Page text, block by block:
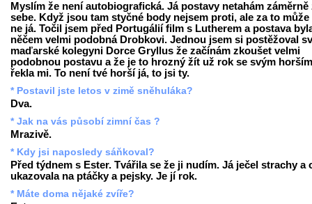
Myslím že není autobiografická. Já postavy netahám záměrně
sebe. Když jsou tam styčné body nejsem proti, ale za to může
ne já. Točil jsem před Portugálií film s Lutherem a postava
něčem velmi podobná Drobkovi. Jednou jsem si postěžoval
maďarské kolegyni Dorce Gryllus že začínám zkoušet velmi
podobnou postavu a že je to hrozný žít už rok se svým
řekla mi. To není tvé horší já, to jsi ty.
* Postavil jste letos v zimě sněhuláka?
Dva.
* Jak na vás působí zimní čas ?
Mrazivě.
* Kdy jsi naposledy sáňkoval?
Před týdnem s Ester. Tvářila se že ji nudím. Já ječel strachy a
ukazovala na ptáčky a pejsky. Je jí rok.
* Máte doma nějaké zvíře?